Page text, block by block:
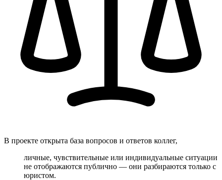
В проекте открыта база вопросов и ответов коллег,
личные, чувствительные или индивидуальные ситуации
не отображаются публично — они разбираются только с
юристом.